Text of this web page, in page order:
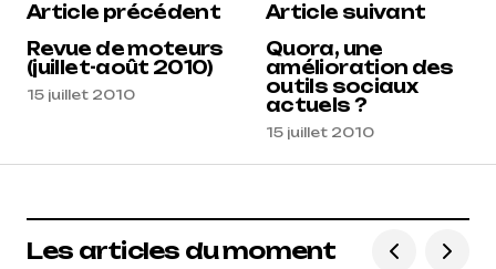
Article précédent
Revue de moteurs
(juillet-août 2010)
15 juillet 2010
Article suivant
Quora, une
amélioration des
outils sociaux
actuels ?
15 juillet 2010
Les articles du moment